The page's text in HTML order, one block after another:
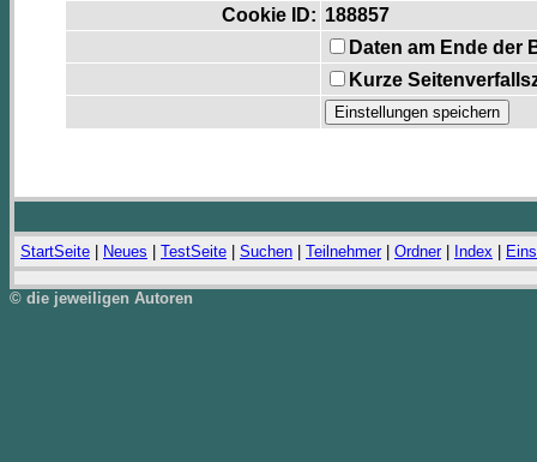
Cookie ID: 188857
Daten am Ende der
Kurze
StartSeite Neues TestSeite Suchen Teilnehmer| Ordner| Index
© die jeweiligen Autoren